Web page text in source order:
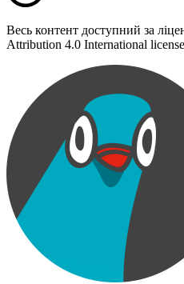
Весь контент доступний за
Attribution 4.0 International